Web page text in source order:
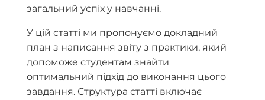
загальний успіх у навчанні.
У цій статті ми пропонуємо докладний
план з написання звіту з практики, який
допоможе студентам знайти
оптимальний підхід до виконання цього
завдання. Структура статті включає